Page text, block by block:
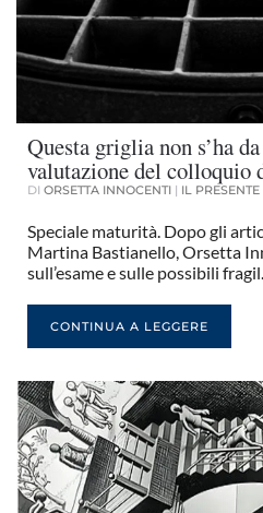
Questa griglia non s’ha
valutazione del colloquio
DI ORSETTA INNOCENTI | IL
Speciale maturità. Dopo gli
Martina Bastianello, Orsetta
sull’esame e sulle possibili
CONTINUA A LEGGERE